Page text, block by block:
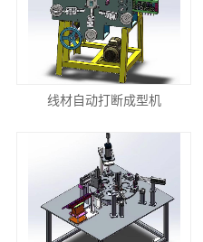
线材自动打断成型机